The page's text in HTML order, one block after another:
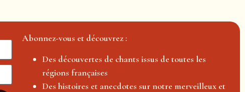
Abonnez-vous et découvrez :
Des découvertes de chants issus de toutes les
régions françaises
Des histoires et anecdotes sur notre merveilleux et